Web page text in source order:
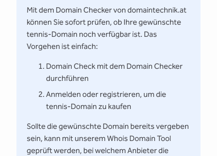
Mit dem Domain Checker von domaintechnik.at
können Sie sofort prüfen, ob Ihre gewünschte
tennis-Domain noch verfügbar ist. Das
Vorgehen ist einfach:
Domain Check mit dem Domain Checker
durchführen
Anmelden oder registrieren, um die
tennis-Domain zu kaufen
Sollte die gewünschte Domain bereits vergeben
sein, kann mit unserem Whois Domain Tool
geprüft werden, bei welchem Anbieter die